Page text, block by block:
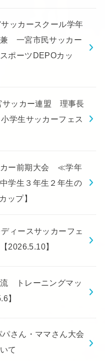
ッカースクール学年
一宮市民サッカー
ポーツDEPOカッ
ッカー連盟 理事長
生サッカーフェス
カー前期大会 ≪学年
学生３年生２年生の
ップ】
ィースサッカーフェ
2026.5.10】
トレーニングマッ
】
さん・ママさん大会
て